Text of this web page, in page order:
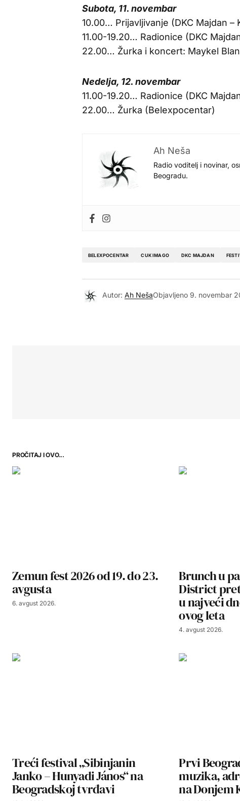
Subota, 11. novembar
10.00… Prijavljivanje (DKC Majdan –
11.00-19.20… Radionice (DKC
22.00… Žurka i koncert: Maykel
Nedelja, 12. novembar
11.00-19.20… Radionice (DKC
22.00… Žurka (Belexpocentar)
Ah Neša
Radio voditelj i novinar,
Beogradu.
BELEXPOCENTAR CUK IMAGO DKC MAJDAN
Autor: Ah NešaObjavljeno 9. novembar
PROČITAJ I OVO...
Zemun fest 2026 od 19. do 23.
avgusta
6. avgust 2026.
Brunch u
District
u najveći
ovog leta
4. avgust 2026.
Treći festival „Sibinjanin
Janko – Hunyadi János“ na
Beogradskoj tvrđavi
Prvi
muzika,
na Donjem